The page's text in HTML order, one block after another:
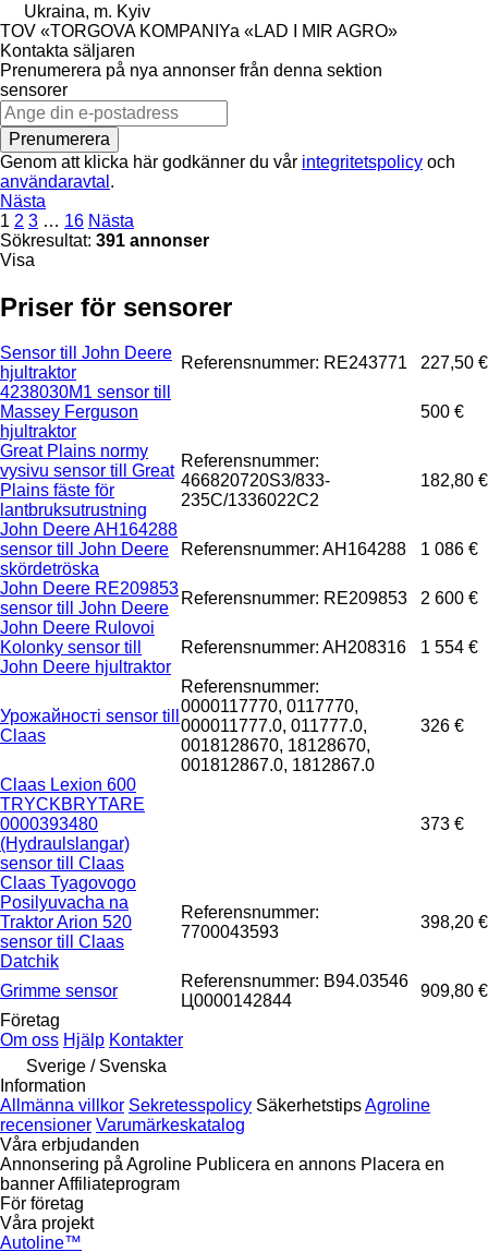
Ukraina, m. Kyiv
TOV «TORGOVA KOMPANIYa «LAD I MIR AGRO»
Kontakta säljaren
Prenumerera på nya annonser från denna sektion
sensorer
Prenumerera
Genom att klicka här godkänner du vår integritetspolicy och
användaravtal .
Nästa
1 2 3 … 16 Nästa
Sökresultat: 391 annonser
Visa
Priser för sensorer
Sensor till John Deere
hjultraktor
Referensnummer: RE243771
227,50 €
4238030M1 sensor till
Massey Ferguson
hjultraktor
500 €
Great Plains normy
vysivu sensor till Great
Plains fäste för
lantbruksutrustning
Referensnummer:
466820720S3/833-
235C/1336022C2
182,80 €
John Deere AH164288
sensor till John Deere
skördetröska
Referensnummer: AH164288 1 086 €
John Deere RE209853
sensor till John Deere
Referensnummer: RE209853
2 600 €
John Deere Rulovoi
Kolonky sensor till
John Deere hjultraktor
Referensnummer: AH208316 1 554 €
Урожайності sensor till
Claas
Referensnummer:
0000117770, 0117770,
000011777.0, 011777.0,
0018128670, 18128670,
001812867.0, 1812867.0
326 €
Claas Lexion 600
TRYCKBRYTARE
0000393480
(Hydraulslangar)
sensor till Claas
373 €
Claas Tyagovogo
Posilyuvacha na
Traktor Arion 520
sensor till Claas
Datchik
Referensnummer:
7700043593
398,20 €
Grimme sensor
Referensnummer: B94.03546
Ц0000142844
909,80 €
Företag
Om oss Hjälp Kontakter
Sverige / Svenska
Information
Allmänna villkor Sekretesspolicy SäkerhetstipsAgroline
recensioner Varumärkeskatalog
Våra erbjudanden
Annonsering på Agroline Publicera en annons Placera en
bannerAffiliateprogram
För företag
Våra projekt
Autoline™